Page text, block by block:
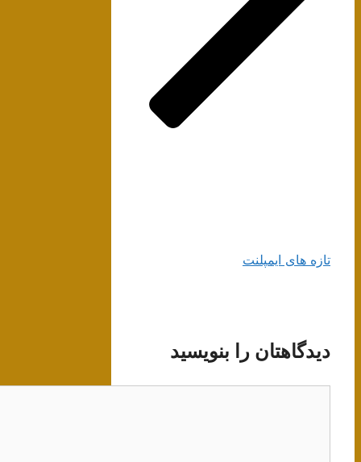
تازه های ایمپلنت
دیدگاهتان را بنویسید